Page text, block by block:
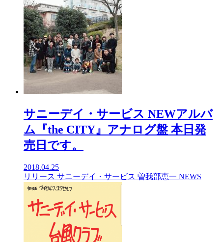
サニーデイ・サービス NEWアルバ
ム『the CITY』アナログ盤 本日発
売日です。
2018.04.25
リリース サニーデイ・サービス 曽我部恵一 NEWS